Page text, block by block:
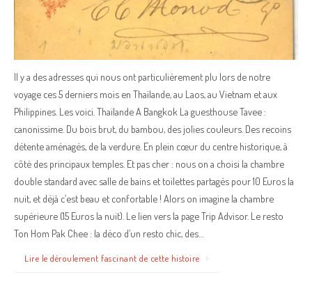
Il y a des adresses qui nous ont particulièrement plu lors de notre
voyage ces 5 derniers mois en Thaïlande, au Laos, au Vietnam et aux
Philippines. Les voici. Thaïlande A Bangkok La guesthouse Tavee :
canonissime. Du bois brut, du bambou, des jolies couleurs. Des recoins
détente aménagés, de la verdure. En plein cœur du centre historique, à
côté des principaux temples. Et pas cher : nous on a choisi la chambre
double standard avec salle de bains et toilettes partagés pour 10 Euros la
nuit, et déjà c’est beau et confortable ! Alors on imagine la chambre
supérieure (15 Euros la nuit). Le lien vers la page Trip Advisor. Le resto
Ton Hom Pak Chee : la déco d’un resto chic, des…
Lire le déroulement fascinant de cette histoire